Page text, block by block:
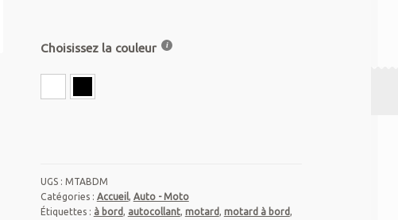
Choisissez la couleur
UGS : MTABDM
Catégories : Accueil, Auto - Moto
Étiquettes : à bord, autocollant, motard, motard à bord,